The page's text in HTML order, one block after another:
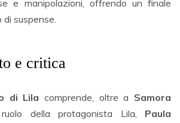
e manipolazioni, offrendo un finale
di suspense.
e critica
di Lila comprende, oltre a Samora
della protagonista Lila, Paula